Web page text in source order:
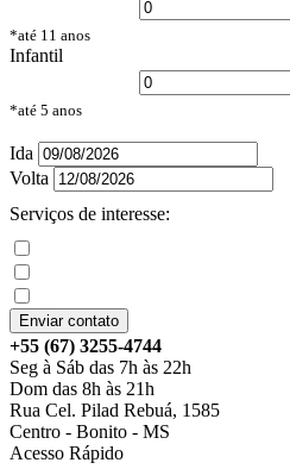
*até 11 anos
Infantil
*até 5 anos
Ida
Volta
Serviços de interesse:
Enviar contato
+55 (67) 3255-4744
Seg à Sáb das 7h às 22h
Dom das 8h às 21h
Rua Cel. Pilad Rebuá, 1585
Centro - Bonito - MS
Acesso Rápido